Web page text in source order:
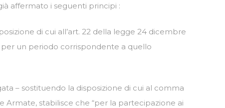
affermato i seguenti principi :
di cui all’art. 22 della legge 24 dicembre
per un periodo corrispondente a quello
– sostituendo la disposizione di cui al comma
Armate, stabilisce che “per la partecipazione ai